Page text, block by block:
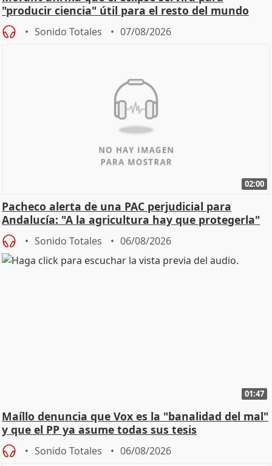
"producir ciencia" útil para el resto del mundo
Sonido Totales 07/08/2026
02:00
Pacheco alerta de una PAC perjudicial para
Andalucía: "A la agricultura hay que protegerla"
Sonido Totales 06/08/2026
01:47
Maíllo denuncia que Vox es la "banalidad del mal"
y que el PP ya asume todas sus tesis
Sonido Totales 06/08/2026